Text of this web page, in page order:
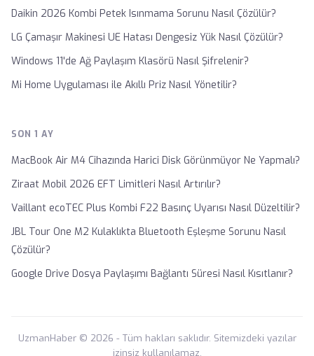
Daikin 2026 Kombi Petek Isınmama Sorunu Nasıl Çözülür?
LG Çamaşır Makinesi UE Hatası Dengesiz Yük Nasıl Çözülür?
Windows 11'de Ağ Paylaşım Klasörü Nasıl Şifrelenir?
Mi Home Uygulaması ile Akıllı Priz Nasıl Yönetilir?
SON 1 AY
MacBook Air M4 Cihazında Harici Disk Görünmüyor Ne Yapmalı?
Ziraat Mobil 2026 EFT Limitleri Nasıl Artırılır?
Vaillant ecoTEC Plus Kombi F22 Basınç Uyarısı Nasıl Düzeltilir?
JBL Tour One M2 Kulaklıkta Bluetooth Eşleşme Sorunu Nasıl
Çözülür?
Google Drive Dosya Paylaşımı Bağlantı Süresi Nasıl Kısıtlanır?
UzmanHaber © 2026 - Tüm hakları saklıdır. Sitemizdeki yazılar
izinsiz kullanılamaz.